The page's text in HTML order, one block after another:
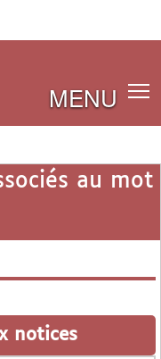
MENU
au mot
notices